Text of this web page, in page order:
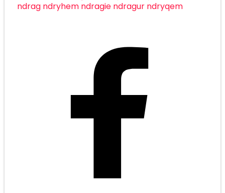
ndrag ndryhem ndragie ndragur ndryqem